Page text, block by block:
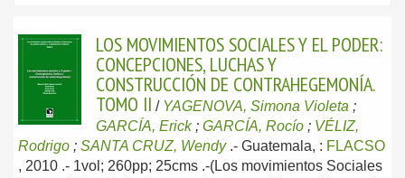
LOS MOVIMIENTOS SOCIALES Y EL PODER:
CONCEPCIONES, LUCHAS Y
CONSTRUCCIÓN DE CONTRAHEGEMONÍA.
TOMO II / YAGENOVA, Simona Violeta ;
GARCÍA, Erick; GARCÍA, Rocío ; VÉLIZ,
Rodrigo ; SANTA CRUZ, Wendy .- Guatemala, : FLACSO
, 2010 .- 1vol; 260pp; 25cms .-(Los movimientos Sociales